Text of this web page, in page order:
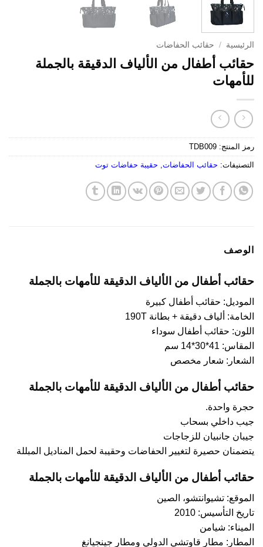
الرئيسية / حقائب الحفاضات
حقائب أطفال من الألياف الدقيقة بالجملة
للأمهات
رمز المنتج: TDB009
التصنيفات: حقائب الحفاضات, حقيبة حفاضات توت
الوصف
حقائب أطفال من الألياف الدقيقة للأمهات بالجملة
الموديل: حقائب أطفال كبيرة
الخامة: ألياف دقيقة + بطانة 190T
اللون: حقائب أطفال سوداء
المقاس: 41*30*14 سم
الشعار: شعار مخصص
حقائب أطفال من الألياف الدقيقة للأمهات بالجملة
حجرة واحدة.
جيب داخلي بسحاب
جيبان جانبيان للزجاجات
يتضمنان حصيرة لتغيير الحفاضات وحقيبة لحمل المناديل المبللة
حقائب أطفال من الألياف الدقيقة للأمهات بالجملة
الموقع: تشيوانتشو، الصين
تاريخ التأسيس: 2010
الميناء: شيامن
المطار: مطار قاوتشي الدولي ومطار جينجيانغ